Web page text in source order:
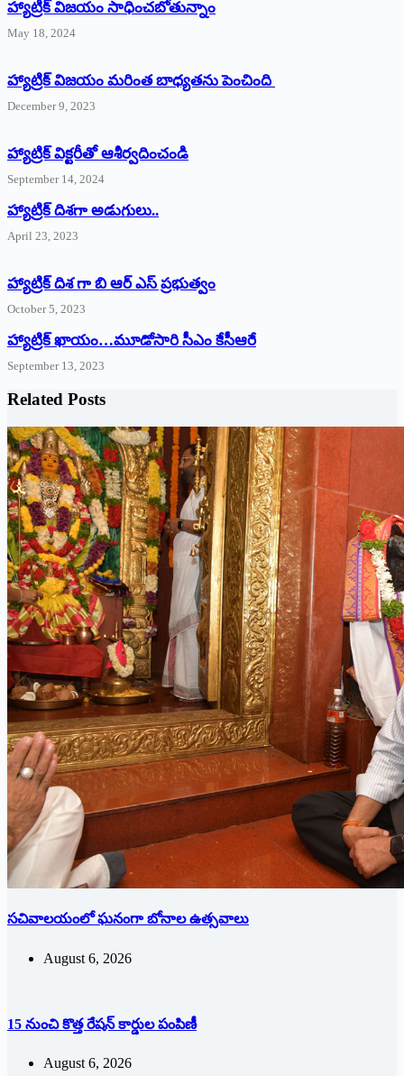
హ్యాట్రిక్‌ విజయం సాధించబోతున్నాం
May 18, 2024
హ్యాట్రిక్ విజయం మరింత బాధ్యతను పెంచింది
December 9, 2023
హ్యాట్రిక్‌ ‌విక్టరీతో ఆశీర్వదించండి
September 14, 2024
‌హ్యాట్రిక్‌ ‌దిశగా అడుగులు..
April 23, 2023
హ్యాట్రిక్ దిశ గా బి ఆర్ ఎస్ ప్రభుత్వం
October 5, 2023
హ్యాట్రిక్‌ ‌ఖాయం…మూడోసారి సీఎం కేసీఆరే
September 13, 2023
Related Posts
సచివాలయంలో ఘనంగా బోనాల ఉత్సవాలు
August 6, 2026
15 నుంచి కొత్త రేషన్ కార్డుల పంపిణీ
August 6, 2026